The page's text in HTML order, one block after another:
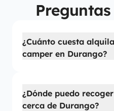
¿Cuánto cuesta
camper en Durango?
¿Dónde puedo
cerca de Durango?